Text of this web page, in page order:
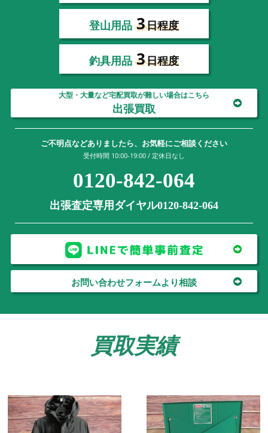
登山用品 3日程度
釣具用品 3日程度
大型・大量など宅配買取が難しい場合はこちら
出張買取
ご不明点などありましたら、お気軽にご相談ください
受付時間 10:00-19:00 / 定休日なし
0120-842-064
出張査定専用ダイヤル0120-842-064
お問い合わせフォームより相談
買取実績